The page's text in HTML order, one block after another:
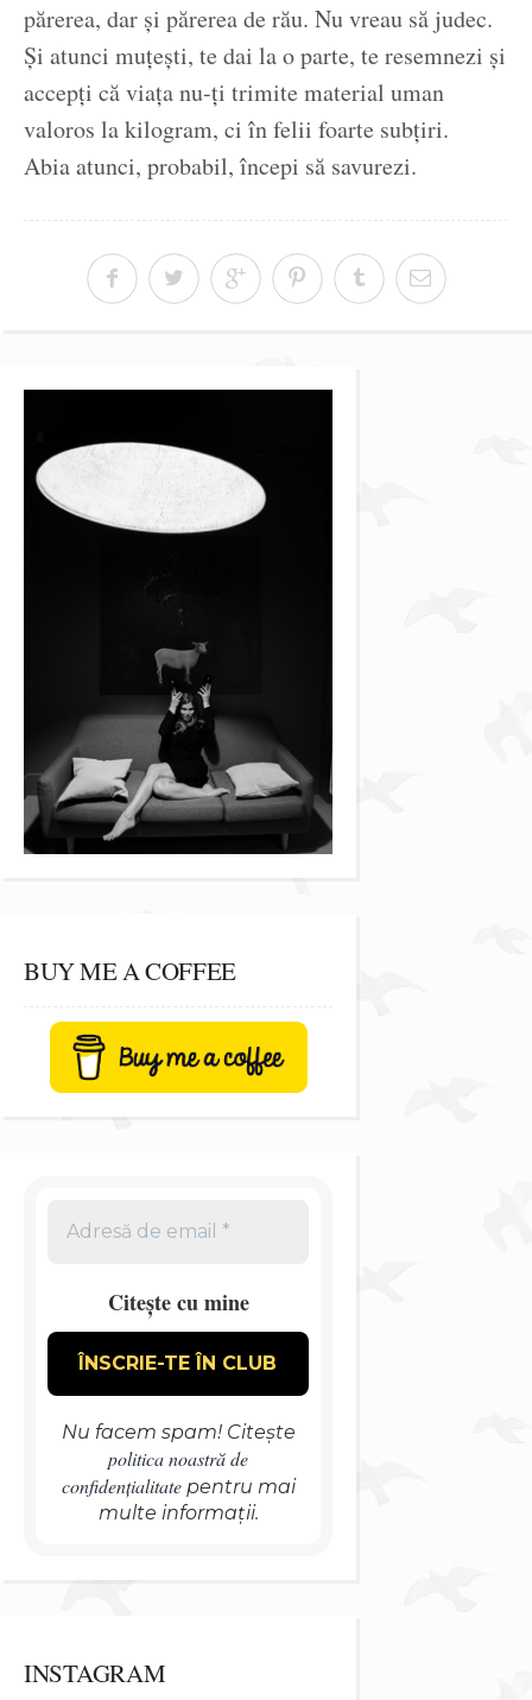
părerea, dar și părerea de rău. Nu vreau să judec.
Și atunci muțești, te dai la o parte, te resemnezi și
accepți că viața nu-ți trimite material uman
valoros la kilogram, ci în felii foarte subțiri.
Abia atunci, probabil, începi să savurezi.
BUY ME A COFFEE
Citește cu mine
Nu facem spam! Citește
politica noastră de
confidențialitatepentru mai
multe informații.
INSTAGRAM